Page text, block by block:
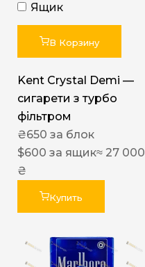
Ящик
В Корзину
Kent Crystal Demi —
сигарети з турбо
фільтром
₴650 за блок
$600 за ящик≈ 27 000
₴
Купить